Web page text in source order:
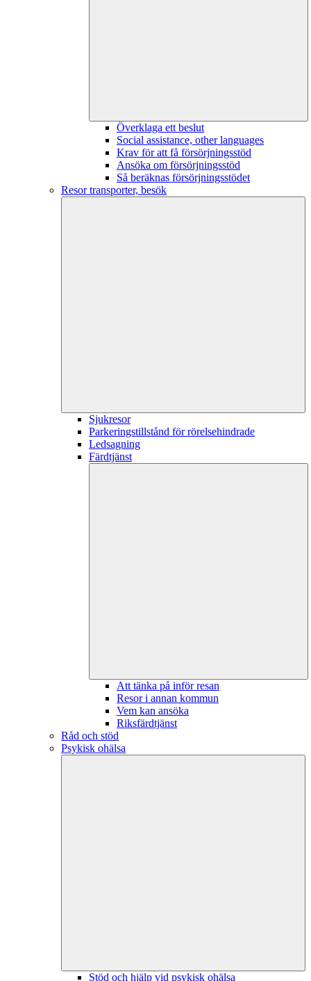
Överklaga ett beslut
Social assistance, other languages
Krav för att få försörjningsstöd
Ansöka om försörjningsstöd
Så beräknas försörjningsstödet
Resor transporter, besök
Sjukresor
Parkeringstillstånd för rörelsehindrade
Ledsagning
Färdtjänst
Att tänka på inför resan
Resor i annan kommun
Vem kan ansöka
Riksfärdtjänst
Råd och stöd
Psykisk ohälsa
Stöd och hjälp vid psykisk ohälsa